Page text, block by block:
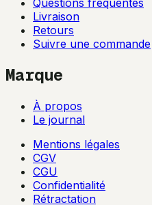
Livraison
Retours
Suivre une commande
Marque
À propos
Le journal
Mentions légales
CGV
CGU
Confidentialité
Rétractation